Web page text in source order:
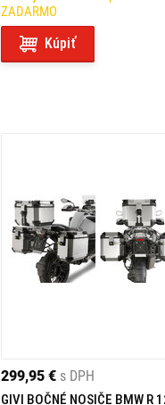
ZADARMO
Kúpiť
299,95 € s DPH
GIVI BOČNÉ NOSIČE BMW R